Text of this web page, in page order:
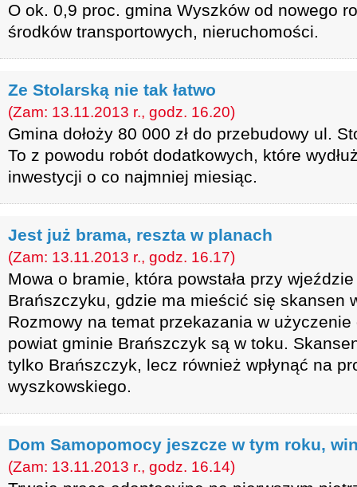
O ok. 0,9 proc. gmina Wyszków od nowego
środków transportowych, nieruchomości.
Ze Stolarską nie tak łatwo
(Zam: 13.11.2013 r., godz. 16.20)
Gmina dołoży 80 000 zł do przebudowy ul.
To z powodu robót dodatkowych, które
inwestycji o co najmniej miesiąc.
Jest już brama, reszta w planach
(Zam: 13.11.2013 r., godz. 16.17)
Mowa o bramie, która powstała przy wjeździe
Brańszczyku, gdzie ma mieścić się skansen
Rozmowy na temat przekazania w użyczenie
powiat gminie Brańszczyk są w toku.
tylko Brańszczyk, lecz również wpłynąć na
wyszkowskiego.
Dom Samopomocy jeszcze w tym roku,
(Zam: 13.11.2013 r., godz. 16.14)